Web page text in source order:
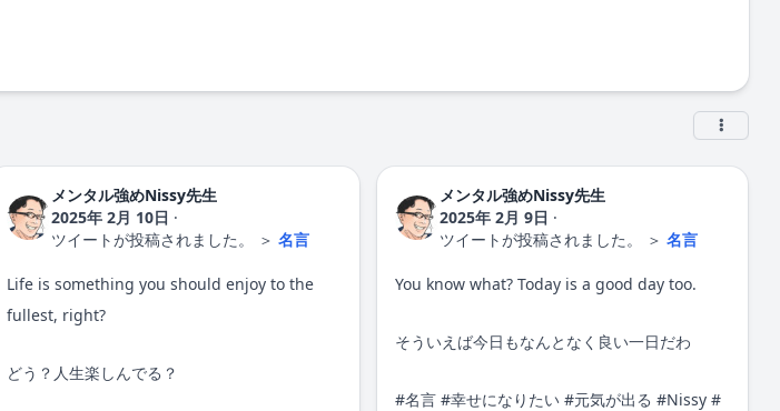
メンタル強めNissy先生
2025年 2月 10日 ·
ツイートが投稿されました。
＞ 名言
Life is something you should enjoy to the
fullest, right?
どう？人生楽しんでる？
メンタル強めNissy先生
2025年 2月 9日 ·
ツイートが投稿されました。
＞ 名言
You know what? Today is a good day too.
そういえば今日もなんとなく良い一日だわ
#名言 #幸せになりたい #元気が出る #Nissy #